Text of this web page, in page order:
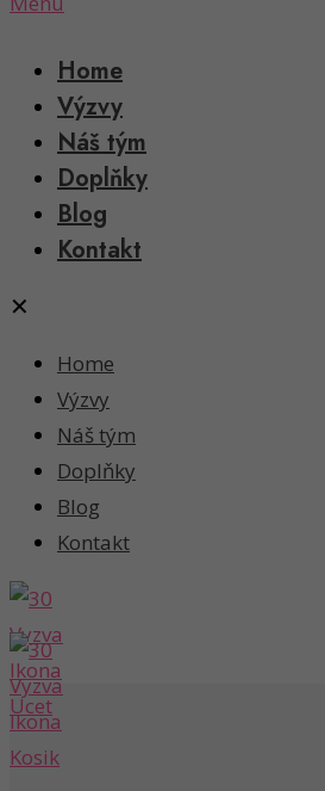
Home
Výzvy
Náš tým
Doplňky
Blog
Kontakt
✕
Home
Výzvy
Náš tým
Doplňky
Blog
Kontakt